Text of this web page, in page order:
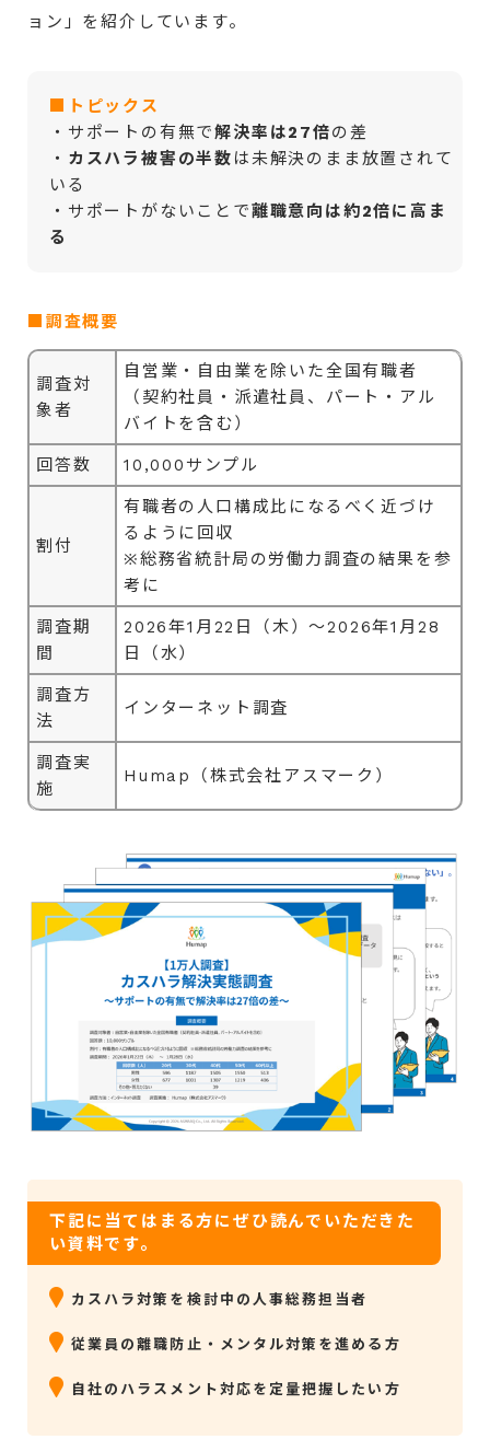
ョン」を紹介しています。
■トピックス
・サポートの有無で解決率は27倍の差
・ カスハラ被害の半数 は未解決のまま放置されて
いる
・サポートがないことで離職意向は約2倍に高ま
る
■調査概要
調査対
象者
自営業・自由業を除いた全国有職者
（契約社員・派遣社員、パート・アル
バイトを含む）
回答数 10,000サンプル
割付
有職者の人口構成比になるべく近づけ
るように回収
※総務省統計局の労働力調査の結果を参
考に
調査期
間
2026年1月22日（木）～2026年1月28
日（水）
調査方
法
インターネット調査
調査実
施
Humap（株式会社アスマーク）
下記に当てはまる方にぜひ読んでいただきた
い資料です。
カスハラ対策を検討中の人事総務担当者
従業員の離職防止・メンタル対策を進める方
自社のハラスメント対応を定量把握したい方